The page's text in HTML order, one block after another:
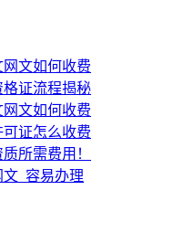
文如何收费
证流程揭秘
文如何收费
证怎么收费
所需费用！
_容易办理